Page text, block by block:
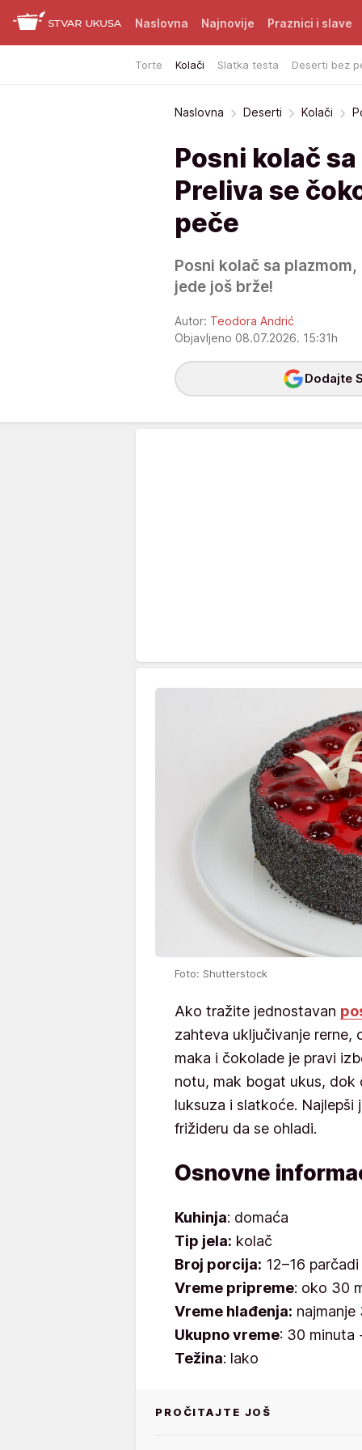
Naslovna Najnovije Praznici i slave
Torte Kolači Slatka testa Deserti bez
Naslovna Deserti Kolači
Posni kolač
Preliva se
peče
Posni kolač sa
jede još brže!
Autor: Teodora Andrić
Objavljeno 08.07.2026. 15:31h
Dodajte
Foto: Shutterstock
Ako tražite jednostavan
zahteva uključivanje rerne,
maka i čokolade je pravi
notu, mak bogat ukus, dok
luksuza i slatkoće.
frižideru da se ohladi.
Osnovne
Kuhinja: domaća
Tip jela: kolač
Broj porcija: 12–16 parčadi
Vreme pripreme: oko 30
Vreme hlađenja: najmanje
Ukupno vreme: 30 minuta
Težina: lako
PROČITAJTE JOŠ